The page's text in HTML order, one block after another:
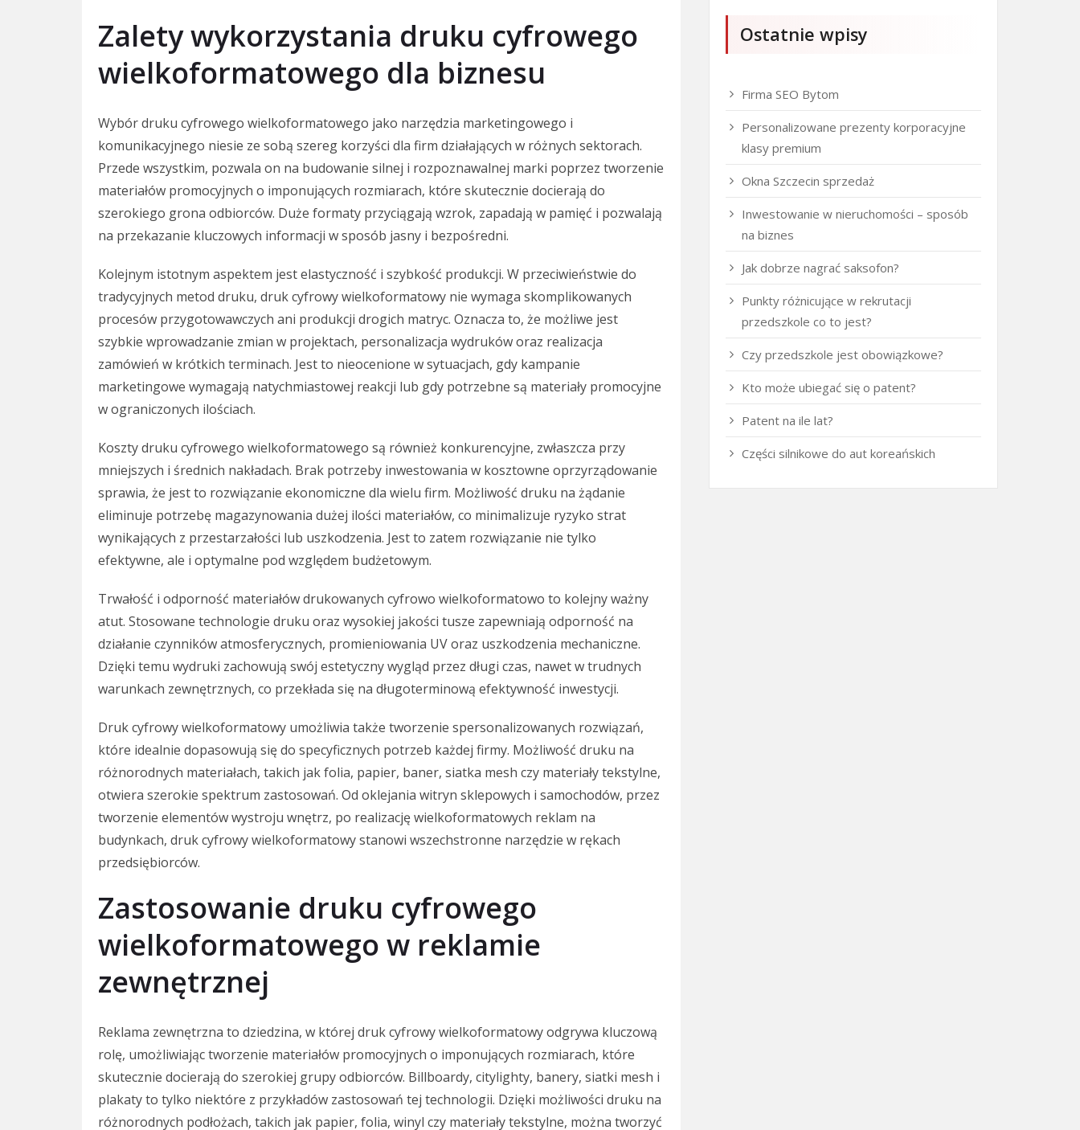
Zalety wykorzystania druku cyfrowego
wielkoformatowego dla biznesu
Wybór druku cyfrowego wielkoformatowego jako narzędzia marketingowego i
komunikacyjnego niesie ze sobą szereg korzyści dla firm działających w różnych sektorach.
Przede wszystkim, pozwala on na budowanie silnej i rozpoznawalnej marki poprzez tworzenie
materiałów promocyjnych o imponujących rozmiarach, które skutecznie docierają do
szerokiego grona odbiorców. Duże formaty przyciągają wzrok, zapadają w pamięć i pozwalają
na przekazanie kluczowych informacji w sposób jasny i bezpośredni.
Kolejnym istotnym aspektem jest elastyczność i szybkość produkcji. W przeciwieństwie do
tradycyjnych metod druku, druk cyfrowy wielkoformatowy nie wymaga skomplikowanych
procesów przygotowawczych ani produkcji drogich matryc. Oznacza to, że możliwe jest
szybkie wprowadzanie zmian w projektach, personalizacja wydruków oraz realizacja
zamówień w krótkich terminach. Jest to nieocenione w sytuacjach, gdy kampanie
marketingowe wymagają natychmiastowej reakcji lub gdy potrzebne są materiały promocyjne
w ograniczonych ilościach.
Koszty druku cyfrowego wielkoformatowego są również konkurencyjne, zwłaszcza przy
mniejszych i średnich nakładach. Brak potrzeby inwestowania w kosztowne oprzyrządowanie
sprawia, że jest to rozwiązanie ekonomiczne dla wielu firm. Możliwość druku na żądanie
eliminuje potrzebę magazynowania dużej ilości materiałów, co minimalizuje ryzyko strat
wynikających z przestarzałości lub uszkodzenia. Jest to zatem rozwiązanie nie tylko
efektywne, ale i optymalne pod względem budżetowym.
Trwałość i odporność materiałów drukowanych cyfrowo wielkoformatowo to kolejny ważny
atut. Stosowane technologie druku oraz wysokiej jakości tusze zapewniają odporność na
działanie czynników atmosferycznych, promieniowania UV oraz uszkodzenia mechaniczne.
Dzięki temu wydruki zachowują swój estetyczny wygląd przez długi czas, nawet w trudnych
warunkach zewnętrznych, co przekłada się na długoterminową efektywność inwestycji.
Druk cyfrowy wielkoformatowy umożliwia także tworzenie spersonalizowanych rozwiązań,
które idealnie dopasowują się do specyficznych potrzeb każdej firmy. Możliwość druku na
różnorodnych materiałach, takich jak folia, papier, baner, siatka mesh czy materiały tekstylne,
otwiera szerokie spektrum zastosowań. Od oklejania witryn sklepowych i samochodów, przez
tworzenie elementów wystroju wnętrz, po realizację wielkoformatowych reklam na
budynkach, druk cyfrowy wielkoformatowy stanowi wszechstronne narzędzie w rękach
przedsiębiorców.
Zastosowanie druku cyfrowego
wielkoformatowego w reklamie
zewnętrznej
Reklama zewnętrzna to dziedzina, w której druk cyfrowy wielkoformatowy odgrywa kluczową
rolę, umożliwiając tworzenie materiałów promocyjnych o imponujących rozmiarach, które
skutecznie docierają do szerokiej grupy odbiorców. Billboardy, citylighty, banery, siatki mesh i
plakaty to tylko niektóre z przykładów zastosowań tej technologii. Dzięki możliwości druku na
różnorodnych podłożach, takich jak papier, folia, winyl czy materiały tekstylne, można tworzyć
Ostatnie wpisy
Firma SEO Bytom
Personalizowane prezenty korporacyjne
klasy premium
Okna Szczecin sprzedaż
Inwestowanie w nieruchomości – sposób
na biznes
Jak dobrze nagrać saksofon?
Punkty różnicujące w rekrutacji
przedszkole co to jest?
Czy przedszkole jest obowiązkowe?
Kto może ubiegać się o patent?
Patent na ile lat?
Części silnikowe do aut koreańskich